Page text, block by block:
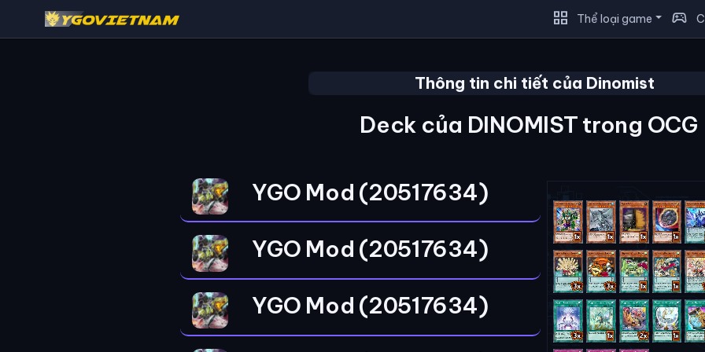
grid_view Thể loại game sports_esports
Thông tin chi tiết của Dinomist
Deck của DINOMIST trong OCG
YGO Mod (20517634)
YGO Mod (20517634)
YGO Mod (20517634)